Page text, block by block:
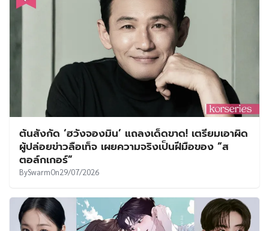
ต้นสังกัด ‘ฮวังจองมิน’ แถลงเด็ดขาด! เตรียมเอาผิด
ผู้ปล่อยข่าวลือเท็จ เผยความจริงเป็นฝีมือของ “ส
ตอล์กเกอร์”
BySwarmOn29/07/2026